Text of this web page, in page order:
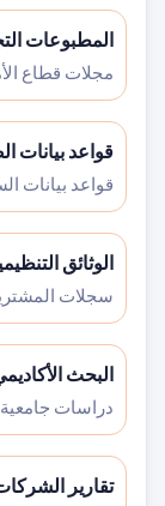
المطبوعات
مجلات قطاع
قواعد بيانات
قواعد بيانات
الوثائق
سجلات
البحث
دراسات
تقارير